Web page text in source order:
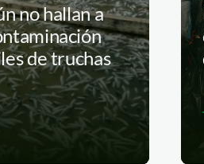
no hallan a
de truchas